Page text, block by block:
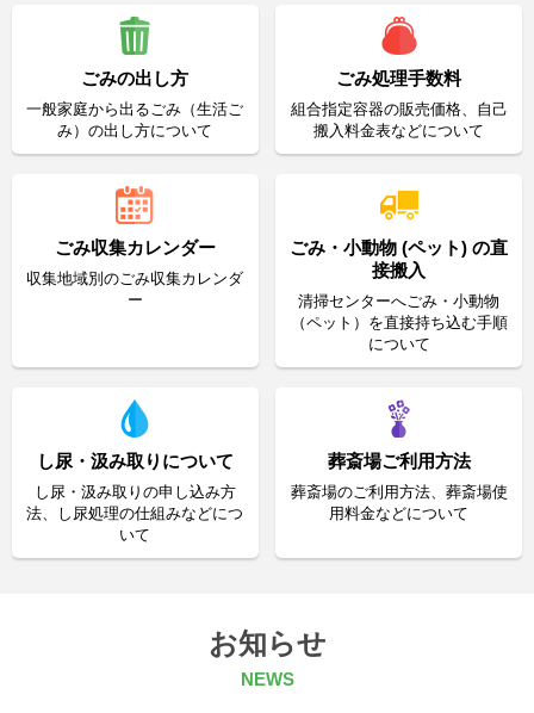
ごみの出し方
一般家庭から出るごみ（生活ご
み）の出し方について
ごみ処理手数料
組合指定容器の販売価格、自己
搬入料金表などについて
ごみ収集カレンダー
収集地域別のごみ収集カレンダ
ー
ごみ・小動物 (ペット) の直
接搬入
清掃センターへごみ・小動物
（ペット）を直接持ち込む手順
について
し尿・汲み取りについて
し尿・汲み取りの申し込み方
法、し尿処理の仕組みなどにつ
いて
葬斎場ご利用方法
葬斎場のご利用方法、葬斎場使
用料金などについて
お知らせ
NEWS